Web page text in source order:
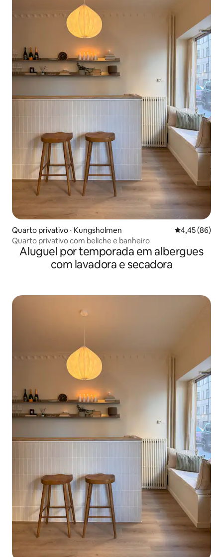
Quarto privativo ⋅ Kungsholmen 4,45 de uma
4,45 (86)
Quarto privativo com beliche e banheiro
Aluguel por temporada em albergues
com lavadora e secadora